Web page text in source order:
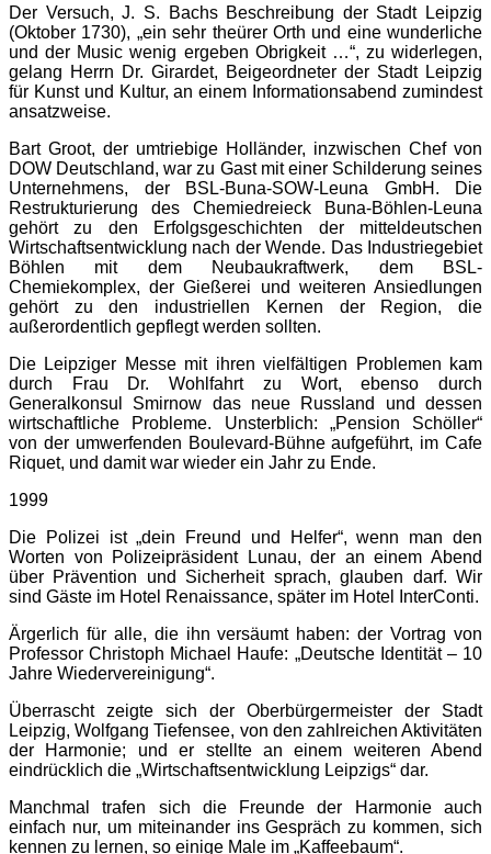
Der Versuch, J. S. Bachs Beschreibung der Stadt Leipzig
(Oktober 1730), „ein sehr theürer Orth und eine wunderliche
und der Music wenig ergeben Obrigkeit …“, zu widerlegen,
gelang Herrn Dr. Girardet, Beigeordneter der Stadt Leipzig
für Kunst und Kultur, an einem Informationsabend zumindest
ansatzweise.
Bart Groot, der umtriebige Holländer, inzwischen Chef von
DOW Deutschland, war zu Gast mit einer Schilderung seines
Unternehmens, der BSL-Buna-SOW-Leuna GmbH. Die
Restrukturierung des Chemiedreieck Buna-Böhlen-Leuna
gehört zu den Erfolgsgeschichten der mitteldeutschen
Wirtschaftsentwicklung nach der Wende. Das Industriegebiet
Böhlen mit dem Neubaukraftwerk, dem BSL-
Chemiekomplex, der Gießerei und weiteren Ansiedlungen
gehört zu den industriellen Kernen der Region, die
außerordentlich gepflegt werden sollten.
Die Leipziger Messe mit ihren vielfältigen Problemen kam
durch Frau Dr. Wohlfahrt zu Wort, ebenso durch
Generalkonsul Smirnow das neue Russland und dessen
wirtschaftliche Probleme. Unsterblich: „Pension Schöller“
von der umwerfenden Boulevard-Bühne aufgeführt, im Cafe
Riquet, und damit war wieder ein Jahr zu Ende.
1999
Die Polizei ist „dein Freund und Helfer“, wenn man den
Worten von Polizeipräsident Lunau, der an einem Abend
über Prävention und Sicherheit sprach, glauben darf. Wir
sind Gäste im Hotel Renaissance, später im Hotel InterConti.
Ärgerlich für alle, die ihn versäumt haben: der Vortrag von
Professor Christoph Michael Haufe: „Deutsche Identität – 10
Jahre Wiedervereinigung“.
Überrascht zeigte sich der Oberbürgermeister der Stadt
Leipzig, Wolfgang Tiefensee, von den zahlreichen Aktivitäten
der Harmonie; und er stellte an einem weiteren Abend
eindrücklich die „Wirtschaftsentwicklung Leipzigs“ dar.
Manchmal trafen sich die Freunde der Harmonie auch
einfach nur, um miteinander ins Gespräch zu kommen, sich
kennen zu lernen, so einige Male im „Kaffeebaum“.